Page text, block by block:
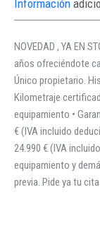
Información
NOVEDAD , YA EN
años ofreciéndote
Único propietario.
Kilometraje
equipamiento •
€ (IVA incluido
24.990 € (IVA
equipamiento y
previa. Pide ya tu